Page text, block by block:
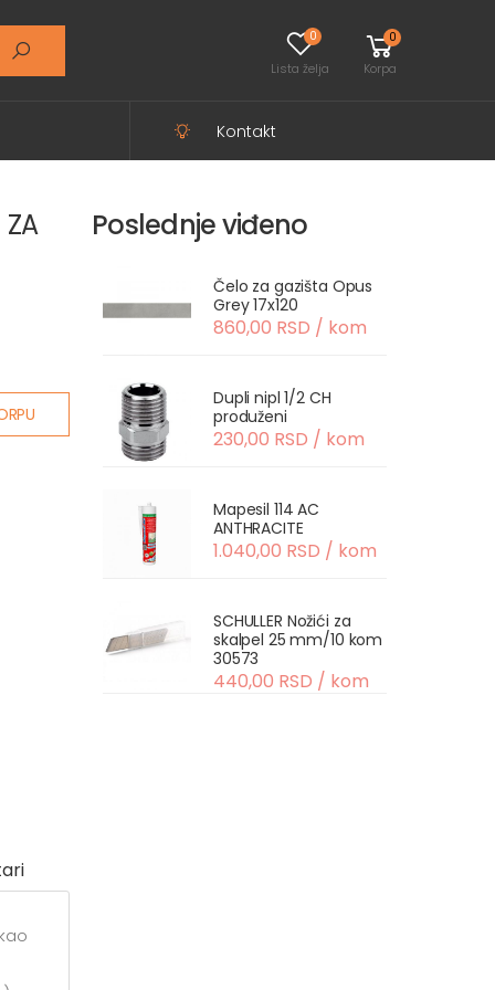
0
Lista želja
0
Korpa
Kontakt
ZA Poslednje viđeno
Čelo za gazišta Opus
Grey 17x120
860,00 RSD / kom
Dupli nipl 1/2 CH
produženi
230,00 RSD / kom
Mapesil 114 AC
ANTHRACITE
1.040,00 RSD / kom
SCHULLER Nožići za
skalpel 25 mm/10 kom
30573
440,00 RSD / kom